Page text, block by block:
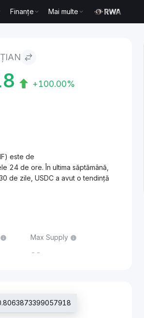
Finanțe Mai multe
+100.00%
este de
24 de ore. În ultima săptămână,
de zile, USDC a avut o tendință
Max Supply
--